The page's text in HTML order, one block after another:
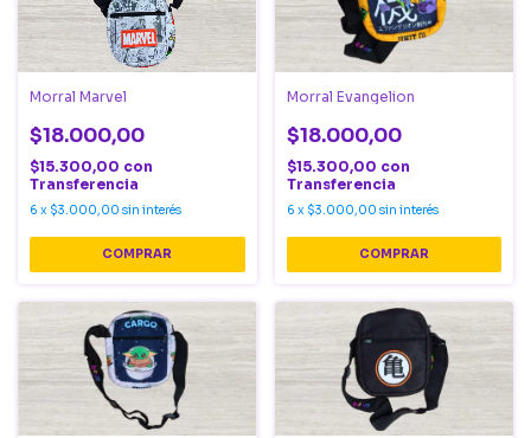
Morral Marvel
$18.000,00
$15.300,00 con
Transferencia
6 x $3.000,00 sin interés
Morral Evangelion
$18.000,00
$15.300,00 con
Transferencia
6 x $3.000,00 sin interés